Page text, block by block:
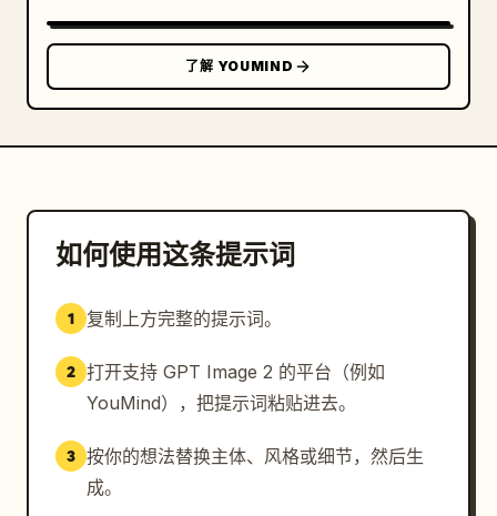
了解 YOUMIND
如何使用这条提示词
1 复制上方完整的提示词。
2 打开支持 GPT Image 2 的平台（例如
YouMind），把提示词粘贴进去。
3 按你的想法替换主体、风格或细节，然后生
成。